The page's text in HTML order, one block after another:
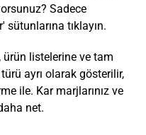
Sadece
tıklayın.
ürün listelerine ve tam
ayrı olarak gösterilir,
ile. Kar marjlarınız ve
net.